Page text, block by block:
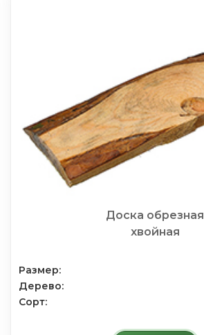
Доска обрезная
хвойная
Размер:
Дерево:
Сорт: